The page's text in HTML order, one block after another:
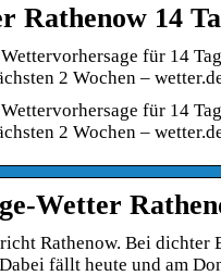
Rathenow 14
für 14
2 Wochen –
für 14
2 Wochen –
Wetter
Rathenow. Bei dichter
fällt heute und am